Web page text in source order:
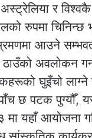
अस्ट्रेलिया र
रुपमा चिनिन्छ
आउने
ठाउँको अवलोकन
घुइँचो लाग्ने
छ पटक पुग्यौँ,
मा यहाँ आयोजना